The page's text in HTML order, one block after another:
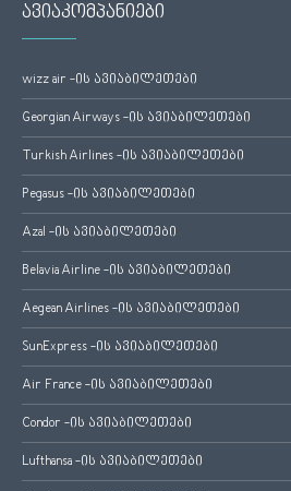
ავიაკომპანიები
wizz air -ის ავიაბილეთები
Georgian Airways -ის ავიაბილეთები
Turkish Airlines -ის ავიაბილეთები
Pegasus -ის ავიაბილეთები
Azal -ის ავიაბილეთები
Belavia Airline -ის ავიაბილეთები
Aegean Airlines -ის ავიაბილეთები
SunExpress -ის ავიაბილეთები
Air France -ის ავიაბილეთები
Condor -ის ავიაბილეთები
Lufthansa -ის ავიაბილეთები